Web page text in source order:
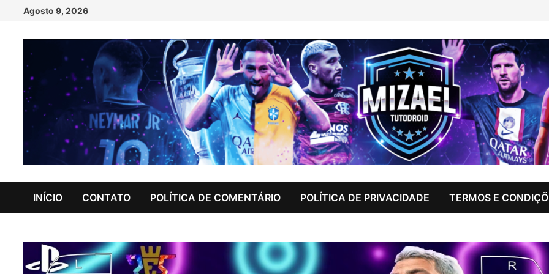
content
Agosto 9, 2026
INÍCIO CONTATO POLÍTICA DE COMENTÁRIO POLÍTICA DE PRIVACIDADE TERMOS E